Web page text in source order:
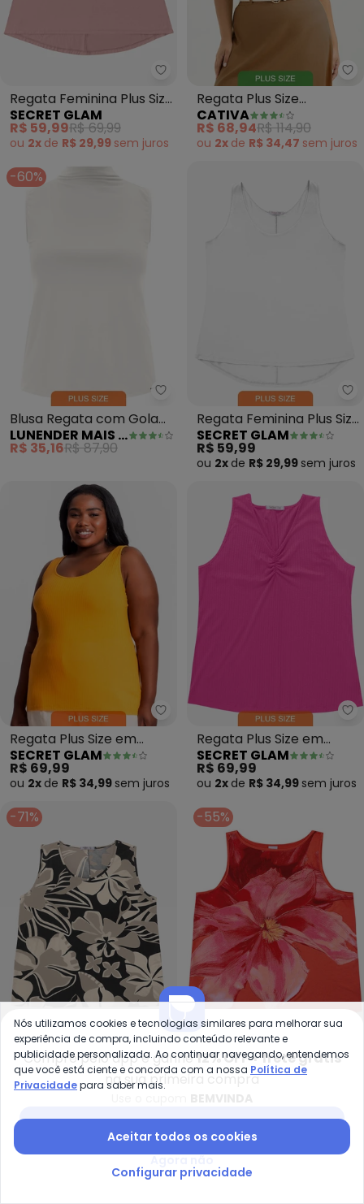
Secret Glam - Regata Feminina
Regata Feminina Plus Size
(Rosa)
SECRET GLAM
R$ 59,99R$ 69,99
ou 2x de R$ 29,99 sem juros
Regata Plus Size
Canelada (Verde)
CATIVA
R$ 68,94R$ 114,90
ou 2x de R$ 34,47 sem juros
-60%
Lunender Mais Mulher - Blusa
Blusa Regata com Gola
Alta Plus Size (Branco)
LUNENDER MAIS MULHER
R$ 35,16R$ 87,90
Regata Feminina Plus Size
Secret Glam (Branco)
SECRET GLAM
R$ 59,99
ou 2x de R$ 29,99 sem juros
Secret Glam - Regata Plus
Regata Plus Size em
Ribana Canelada
(Amarelo)
SECRET GLAM
R$ 69,99
ou 2x de R$ 34,99 sem juros
Regata Plus Size em
Ribana Canelada (Rosa)
SECRET GLAM
R$ 69,99
ou 2x de R$ 34,99 sem juros
-71%
Secret Glam - Regata
Regata Feminina em
Viscotorcion (Preto)
SECRET GLAM
R$ 25,99R$ 89,99
-55%
Regata Evasê Floral
Plus(Vermelho)
MALWEE
Compre pelo app e ganhe12% OFF + frete grátis
na sua primeira compra
Nós utilizamos cookies e tecnologias similares para melhorar sua
experiência de compra, incluindo conteúdo relevante e
publicidade personalizada. Ao continuar navegando, entendemos
que você está ciente e concorda com a nossa Política de
Privacidadepara saber mais.
Aceitar todos os cookies
Configurar privacidade